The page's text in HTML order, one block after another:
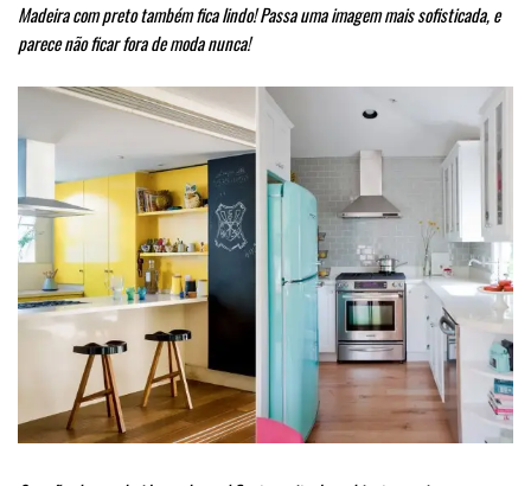
Madeira com preto também fica lindo! Passa uma imagem mais sofisticada, e
parece não ficar fora de moda nunca!